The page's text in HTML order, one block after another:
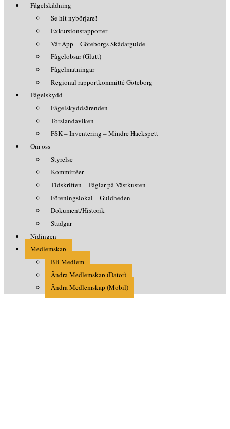
Fågelskådning
Se hit nybörjare!
Exkursionsrapporter
Vår App – Göteborgs Skådarguide
Fågelobsar (Glutt)
Fågelmatningar
Regional rapportkommitté Göteborg
Fågelskydd
Fågelskyddsärenden
Torslandaviken
FSK – Inventering – Mindre Hackspett
Om oss
Styrelse
Kommittéer
Tidskriften – Fåglar på Västkusten
Föreningslokal – Guldheden
Dokument/Historik
Stadgar
Nidingen
Medlemskap
Bli Medlem
Ändra Medlemskap (Dator)
Ändra Medlemskap (Mobil)